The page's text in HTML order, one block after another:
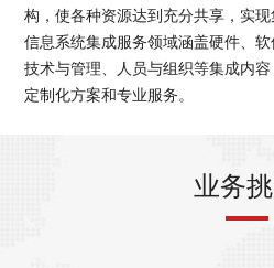
构，使各种资源达到充分共享，实
信息系统集成服务领域涵盖硬件、软
技术与管理、人员与组织等集成内
定制化方案和专业服务。
业务